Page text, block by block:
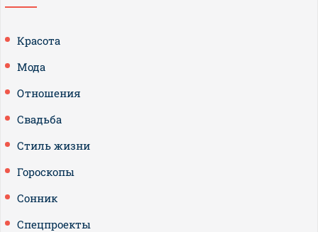
Красота
Мода
Отношения
Свадьба
Стиль жизни
Гороскопы
Сонник
Спецпроекты